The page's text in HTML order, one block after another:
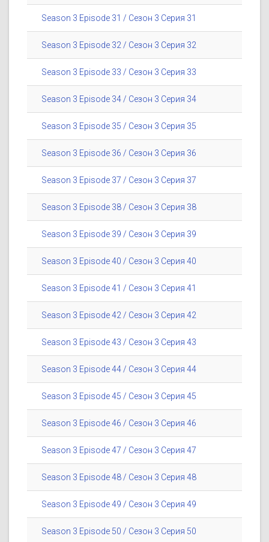
Season 3 Episode 31 / Сезон 3 Серия 31
Season 3 Episode 32 / Сезон 3 Серия 32
Season 3 Episode 33 / Сезон 3 Серия 33
Season 3 Episode 34 / Сезон 3 Серия 34
Season 3 Episode 35 / Сезон 3 Серия 35
Season 3 Episode 36 / Сезон 3 Серия 36
Season 3 Episode 37 / Сезон 3 Серия 37
Season 3 Episode 38 / Сезон 3 Серия 38
Season 3 Episode 39 / Сезон 3 Серия 39
Season 3 Episode 40 / Сезон 3 Серия 40
Season 3 Episode 41 / Сезон 3 Серия 41
Season 3 Episode 42 / Сезон 3 Серия 42
Season 3 Episode 43 / Сезон 3 Серия 43
Season 3 Episode 44 / Сезон 3 Серия 44
Season 3 Episode 45 / Сезон 3 Серия 45
Season 3 Episode 46 / Сезон 3 Серия 46
Season 3 Episode 47 / Сезон 3 Серия 47
Season 3 Episode 48 / Сезон 3 Серия 48
Season 3 Episode 49 / Сезон 3 Серия 49
Season 3 Episode 50 / Сезон 3 Серия 50